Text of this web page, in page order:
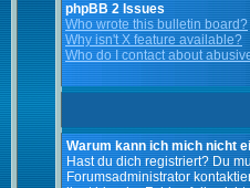
phpBB 2 Issues
Who wrote this bulletin board?
Why isn't X feature available?
Who do I contact about
Warum kann ich mich nicht
Hast du dich registriert? Du
Forumsadministrator